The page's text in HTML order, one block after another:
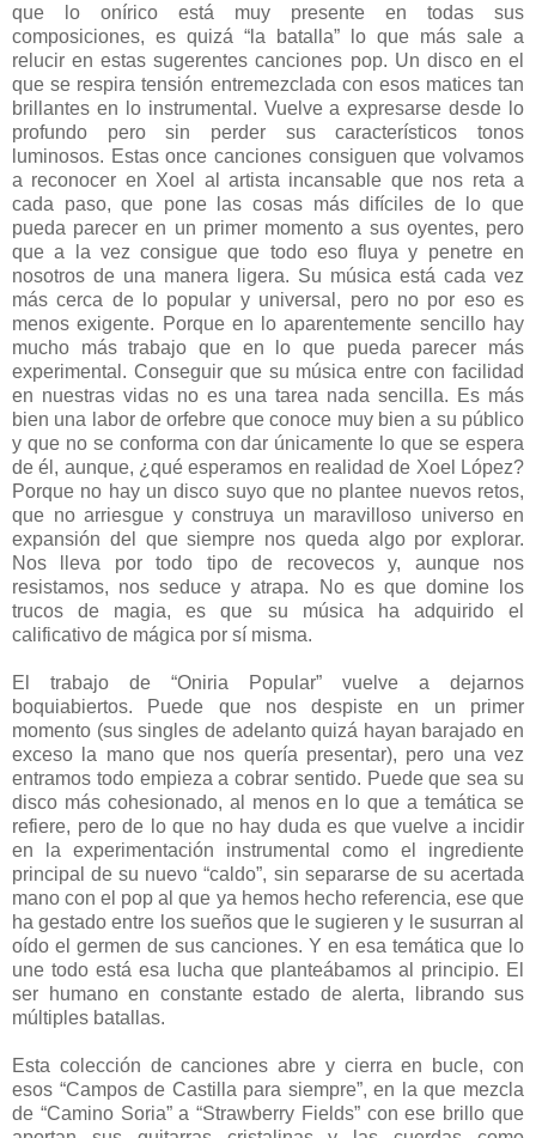
que lo onírico está muy presente en todas sus
composiciones, es quizá “la batalla” lo que más sale a
relucir en estas sugerentes canciones pop. Un disco en el
que se respira tensión entremezclada con esos matices tan
brillantes en lo instrumental. Vuelve a expresarse desde lo
profundo pero sin perder sus característicos tonos
luminosos. Estas once canciones consiguen que volvamos
a reconocer en Xoel al artista incansable que nos reta a
cada paso, que pone las cosas más difíciles de lo que
pueda parecer en un primer momento a sus oyentes, pero
que a la vez consigue que todo eso fluya y penetre en
nosotros de una manera ligera. Su música está cada vez
más cerca de lo popular y universal, pero no por eso es
menos exigente. Porque en lo aparentemente sencillo hay
mucho más trabajo que en lo que pueda parecer más
experimental. Conseguir que su música entre con facilidad
en nuestras vidas no es una tarea nada sencilla. Es más
bien una labor de orfebre que conoce muy bien a su público
y que no se conforma con dar únicamente lo que se espera
de él, aunque, ¿qué esperamos en realidad de Xoel López?
Porque no hay un disco suyo que no plantee nuevos retos,
que no arriesgue y construya un maravilloso universo en
expansión del que siempre nos queda algo por explorar.
Nos lleva por todo tipo de recovecos y, aunque nos
resistamos, nos seduce y atrapa. No es que domine los
trucos de magia, es que su música ha adquirido el
calificativo de mágica por sí misma.
El trabajo de “Oniria Popular” vuelve a dejarnos
boquiabiertos. Puede que nos despiste en un primer
momento (sus singles de adelanto quizá hayan barajado en
exceso la mano que nos quería presentar), pero una vez
entramos todo empieza a cobrar sentido. Puede que sea su
disco más cohesionado, al menos en lo que a temática se
refiere, pero de lo que no hay duda es que vuelve a incidir
en la experimentación instrumental como el ingrediente
principal de su nuevo “caldo”, sin separarse de su acertada
mano con el pop al que ya hemos hecho referencia, ese que
ha gestado entre los sueños que le sugieren y le susurran al
oído el germen de sus canciones. Y en esa temática que lo
une todo está esa lucha que planteábamos al principio. El
ser humano en constante estado de alerta, librando sus
múltiples batallas.
Esta colección de canciones abre y cierra en bucle, con
esos “Campos de Castilla para siempre”, en la que mezcla
de “Camino Soria” a “Strawberry Fields” con ese brillo que